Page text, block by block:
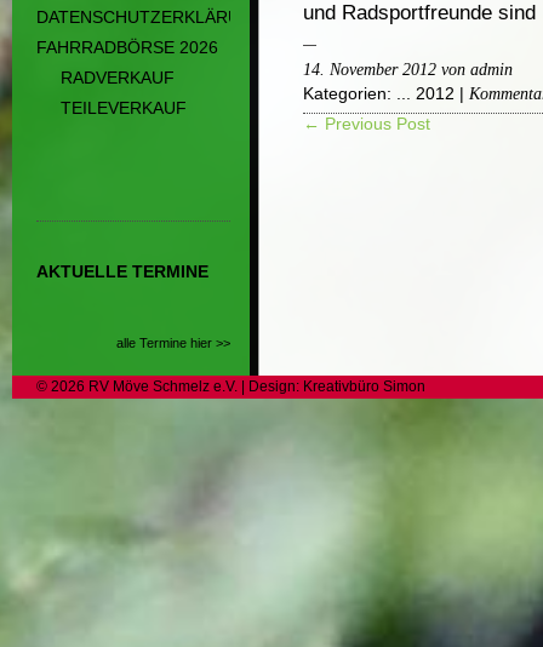
DATENSCHUTZERKLÄRUNG
FAHRRADBÖRSE 2026
RADVERKAUF
TEILEVERKAUF
AKTUELLE TERMINE
alle Termine hier >>
und Radsportfreunde
14. November 2012 von admin
Kategorien:
... 2012 |
← Previous Post
© 2026 RV Möve Schmelz e.V. | Design: Kreativbüro Simon